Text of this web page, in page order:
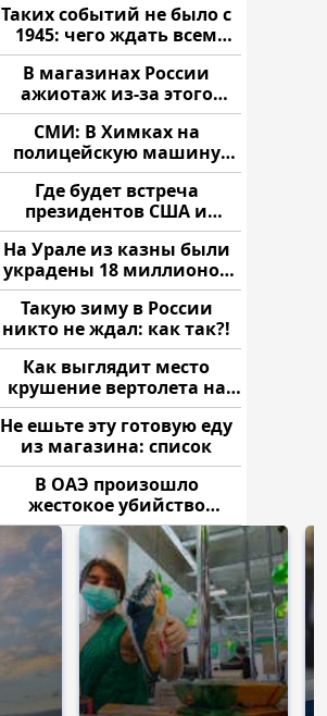
Таких событий не было с
1945: чего ждать всем
нам?
В магазинах России
ажиотаж из-за этого
продукта: что купить?
СМИ: В Химках на
полицейскую машину
напали и подожгли.
Где будет встреча
президентов США и
России: Европа?
На Урале из казны были
украдены 18 миллионов
рублей
Такую зиму в России
никто не ждал: как так?!
Как выглядит место
крушение вертолета на
Кавказе: смотреть
Не ешьте эту готовую еду
из магазина: список
В ОАЭ произошло
жестокое убийство
криптомиллионера